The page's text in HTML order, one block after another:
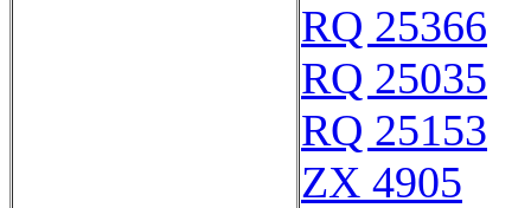
RQ 25366
RQ 25035
RQ 25153
ZX 4905